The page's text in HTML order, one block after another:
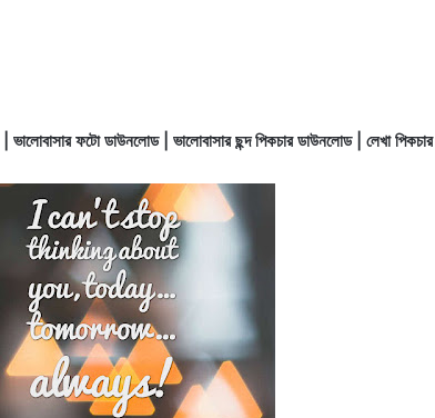
| ভালোবাসার ফটো ডাউনলোড | ভালোবাসার ছন্দ পিকচার ডাউনলোড | লেখা পিকচার